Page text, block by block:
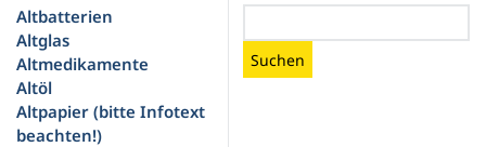
Altbatterien
Altglas
Altmedikamente
Altöl
Altpapier (bitte Infotext
beachten!)
Suchen